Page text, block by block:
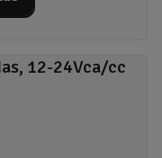
12-24Vca/cc